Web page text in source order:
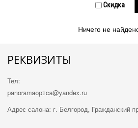
Скидка
Ничего не
РЕКВИЗИТЫ
Тел:
panoramaoptica@yandex.ru
Адрес салона: г. Белгород, Гражданский